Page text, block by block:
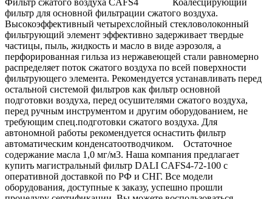
фильтр для основной фильтрации сжатого воздуха.
Высокоэффективный четырехслойный стекловолоконный
фильтрующий элемент эффективно задерживает твердые
частицы, пыль, жидкость и масло в виде аэрозоля, а
перфорированная гильза из нержавеющей стали равномерно
распределяет поток сжатого воздуха по всей поверхности
фильтрующего элемента. Рекомендуется устанавливать перед
остальной системой фильтров как фильтр основной
подготовки воздуха, перед осушителями сжатого воздуха,
перед ручным инструментом и другим оборудованием, не
требующим спец.подготовки сжатого воздуха. Для
автономной работы рекомендуется оснастить фильтр
автоматическим конденсатоотводчиком. Остаточное
содержание масла 1,0 мг/м3. Наша компания предлагает
купить магистральный фильтр DALI CAFS4-72-100 с
оперативной доставкой по РФ и СНГ. Все модели
оборудования, доступные к заказу, успешно прошли